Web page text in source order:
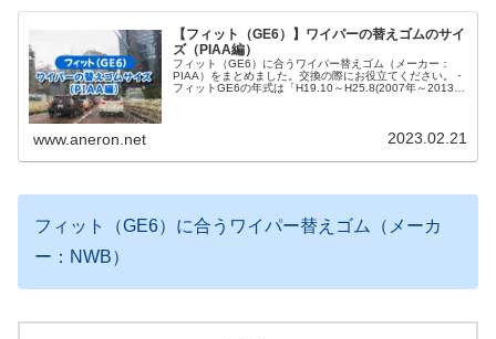
【フィット（GE6）】ワイパーの替えゴムのサイ
ズ（PIAA編）
フィット（GE6）に合うワイパー替えゴム（メーカー：
PIAA）をまとめました。交換の際にお役立てください。・
フィットGE6の年式は「H19.10～H25.8(2007年～2013
www.aneron.net 2023.02.21
フィット（GE6）に合うワイパー替えゴム（メーカ
ー：NWB）